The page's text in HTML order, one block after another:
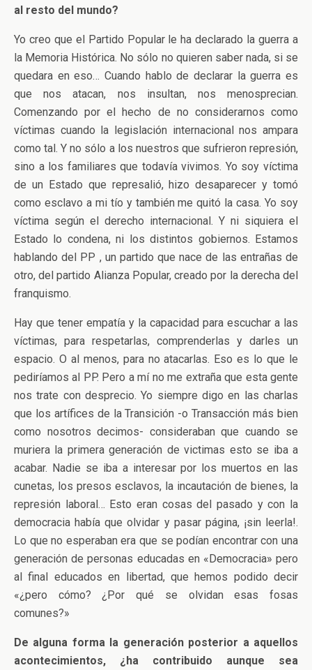
al resto del mundo?
Yo creo que el Partido Popular le ha declarado la guerra a
la Memoria Histórica. No sólo no quieren saber nada, si se
quedara en eso… Cuando hablo de declarar la guerra es
que nos atacan, nos insultan, nos menosprecian.
Comenzando por el hecho de no considerarnos como
víctimas cuando la legislación internacional nos ampara
como tal. Y no sólo a los nuestros que sufrieron represión,
sino a los familiares que todavía vivimos. Yo soy víctima
de un Estado que represalió, hizo desaparecer y tomó
como esclavo a mi tío y también me quitó la casa. Yo soy
víctima según el derecho internacional. Y ni siquiera el
Estado lo condena, ni los distintos gobiernos. Estamos
hablando del PP , un partido que nace de las entrañas de
otro, del partido Alianza Popular, creado por la derecha del
franquismo.
Hay que tener empatía y la capacidad para escuchar a las
víctimas, para respetarlas, comprenderlas y darles un
espacio. O al menos, para no atacarlas. Eso es lo que le
pediríamos al PP. Pero a mí no me extraña que esta gente
nos trate con desprecio. Yo siempre digo en las charlas
que los artífices de la Transición -o Transacción más bien
como nosotros decimos- consideraban que cuando se
muriera la primera generación de victimas esto se iba a
acabar. Nadie se iba a interesar por los muertos en las
cunetas, los presos esclavos, la incautación de bienes, la
represión laboral… Esto eran cosas del pasado y con la
democracia había que olvidar y pasar página, ¡sin leerla!.
Lo que no esperaban era que se podían encontrar con una
generación de personas educadas en «Democracia» pero
al final educados en libertad, que hemos podido decir
«¿pero cómo? ¿Por qué se olvidan esas fosas
comunes?»
De alguna forma la generación posterior a aquellos
acontecimientos, ¿ha contribuido aunque sea